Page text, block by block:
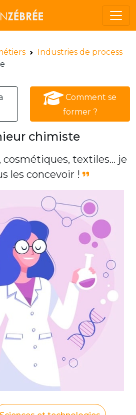
Industries de process
Comment se
former ?
chimiste
textiles… je
les concevoir !